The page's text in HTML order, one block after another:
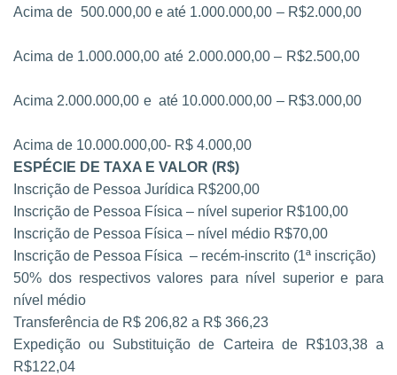
Acima de 500.000,00 eaté 1.000.000,00 – R$2.000,00
Acima de 1.000.000,00 até 2.000.000,00 – R$2.500,00
Acima 2.000.000,00 e até 10.000.000,00 – R$3.000,00
Acima de 10.000.000,00- R$ 4.000,00
ESPÉCIE DE TAXA E VALOR (R$)
Inscrição de Pessoa Jurídica R$200,00
Inscrição de Pessoa Física – nível superior R$100,00
Inscrição de Pessoa Física – nível médio R$70,00
Inscrição de Pessoa Física – recém-inscrito (1ª inscrição)
50% dos respectivos valores para nível superior e para
nível médio
Transferência de R$ 206,82 a R$ 366,23
Expedição ou Substituição de Carteira de R$103,38 a
R$122,04